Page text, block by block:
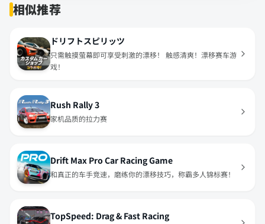
相似推荐
ドリフトスピリッツ
只需触摸萤幕即可享受刺激的漂移！ 触感清爽！漂移赛车游
戏！
Rush Rally 3
家机品质的拉力赛
Drift Max Pro Car Racing Game
和真正的车手竞速，磨练你的漂移技巧，称霸多人锦标赛！
TopSpeed: Drag & Fast Racing